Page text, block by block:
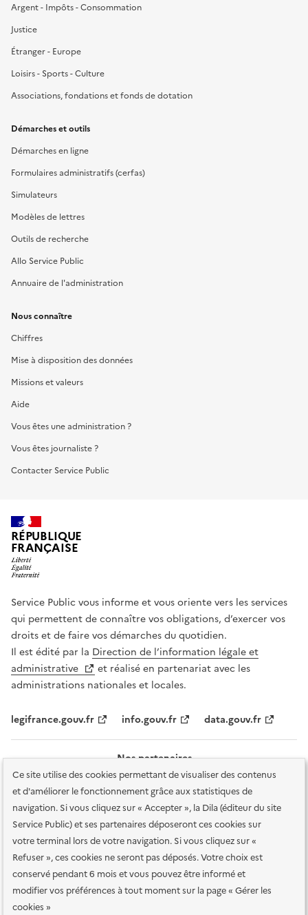
Ce site utilise des cookies permettant de visualiser des contenus
et d'améliorer le fonctionnement grâce aux statistiques de
navigation. Si vous cliquez sur « Accepter », la Dila (éditeur du site
Service Public) et ses partenaires déposeront ces cookies sur
votre terminal lors de votre navigation. Si vous cliquez sur «
Refuser », ces cookies ne seront pas déposés. Votre choix est
conservé pendant 6 mois et vous pouvez être informé et
modifier vos préférences à tout moment sur la page « Gérer les
cookies »
Argent - Impôts - Consommation
Justice
Étranger - Europe
Loisirs - Sports - Culture
Associations, fondations et fonds de dotation
Démarches et outils
Démarches en ligne
Formulaires administratifs (cerfas)
Simulateurs
Modèles de lettres
Outils de recherche
Allo Service Public
Annuaire de l'administration
Nous connaître
Chiffres
Mise à disposition des données
Missions et valeurs
Aide
Vous êtes une administration ?
Vous êtes journaliste ?
Contacter Service Public
RÉPUBLIQUE
FRANÇAISE
Service Public vous informe et vous oriente vers les services
qui permettent de connaître vos obligations, d’exercer vos
droits et de faire vos démarches du quotidien.
Il est édité par la Direction de l’information légale et
administrative
et réalisé en partenariat avec les
administrations nationales et locales.
legifrance.gouv.fr info.gouv.fr data.gouv.fr
Nos partenaires
Plan du site Accessibilité : totalement conforme
Accessibilité des
services en ligne Mentions légales Données personnelles et sécurité
Conditions générales d'utilisation Gestion des cookies